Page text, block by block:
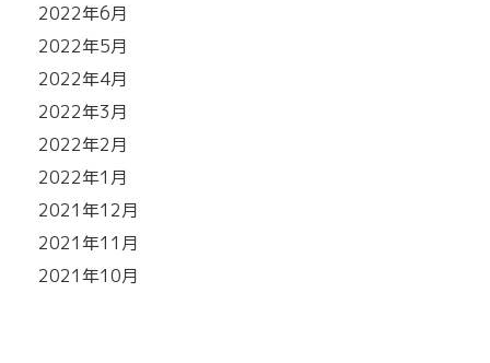
2022年6月
2022年5月
2022年4月
2022年3月
2022年2月
2022年1月
2021年12月
2021年11月
2021年10月